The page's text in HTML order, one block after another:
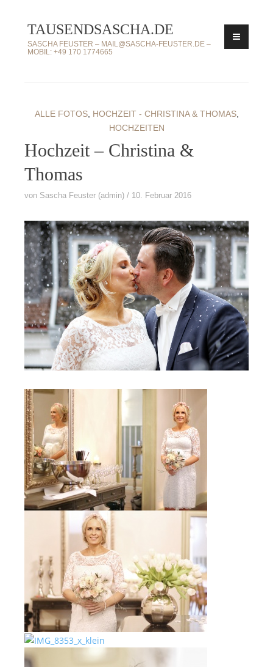
Inhalt
springen
TAUSENDSASCHA.DE
SASCHA FEUSTER – MAIL@SASCHA-FEUSTER.DE –
MOBIL: +49 170 1774665
ALLE FOTOS, HOCHZEIT - CHRISTINA & THOMAS,
HOCHZEITEN
Hochzeit – Christina &
Thomas
von Sascha Feuster (admin) 10. Februar 2016